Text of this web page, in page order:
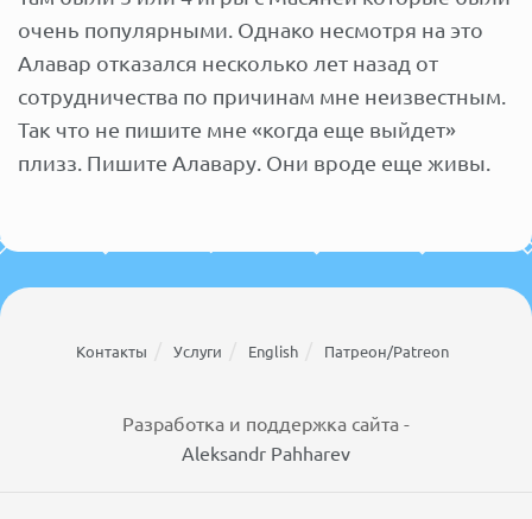
очень популярными. Однако несмотря на это
Алавар отказался несколько лет назад от
сотрудничества по причинам мне неизвестным.
Так что не пишите мне «когда еще выйдет»
плизз. Пишите Алавару. Они вроде еще живы.
Контакты Услуги English Патреон/Patreon
Разработка и поддержка сайта -
Aleksandr Pahharev